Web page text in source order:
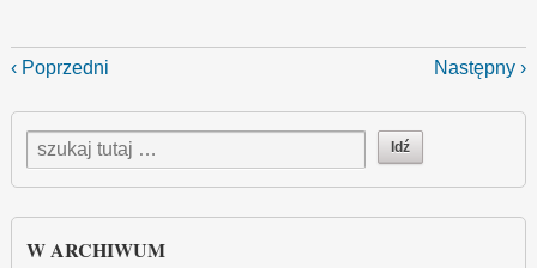
‹ Poprzedni Następny ›
W ARCHIWUM